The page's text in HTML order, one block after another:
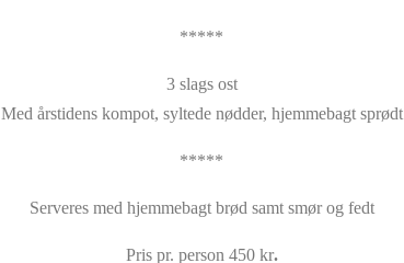
*****
3 slags ost
Med årstidens kompot, syltede nødder, hjemmebagt sprødt
*****
Serveres med hjemmebagt brød samt smør og fedt
Pris pr. person 450 kr.